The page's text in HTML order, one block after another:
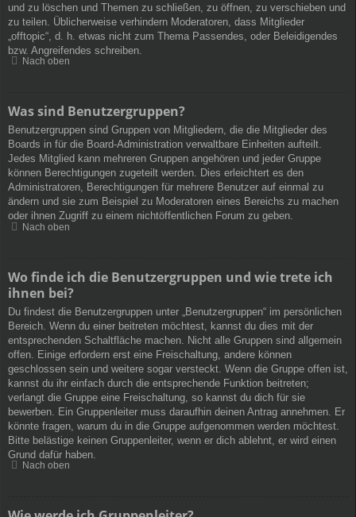
und zu löschen und Themen zu schließen, zu öffnen, zu verschieben und
zu teilen. Üblicherweise verhindern Moderatoren, dass Mitglieder
„offtopic“, d. h. etwas nicht zum Thema Passendes, oder Beleidigendes
bzw. Angreifendes schreiben.
Nach oben
Was sind Benutzergruppen?
Benutzergruppen sind Gruppen von Mitgliedern, die die Mitglieder des
Boards in für die Board-Administration verwaltbare Einheiten aufteilt.
Jedes Mitglied kann mehreren Gruppen angehören und jeder Gruppe
können Berechtigungen zugeteilt werden. Dies erleichtert es den
Administratoren, Berechtigungen für mehrere Benutzer auf einmal zu
ändern und sie zum Beispiel zu Moderatoren eines Bereichs zu machen
oder ihnen Zugriff zu einem nichtöffentlichen Forum zu geben.
Nach oben
Wo finde ich die Benutzergruppen und wie trete ich
ihnen bei?
Du findest die Benutzergruppen unter „Benutzergruppen“ im persönlichen
Bereich. Wenn du einer beitreten möchtest, kannst du dies mit der
entsprechenden Schaltfläche machen. Nicht alle Gruppen sind allgemein
offen. Einige erfordern erst eine Freischaltung, andere können
geschlossen sein und weitere sogar versteckt. Wenn die Gruppe offen ist,
kannst du ihr einfach durch die entsprechende Funktion beitreten;
verlangt die Gruppe eine Freischaltung, so kannst du dich für sie
bewerben. Ein Gruppenleiter muss daraufhin deinen Antrag annehmen. Er
könnte fragen, warum du in die Gruppe aufgenommen werden möchtest.
Bitte belästige keinen Gruppenleiter, wenn er dich ablehnt, er wird einen
Grund dafür haben.
Nach oben